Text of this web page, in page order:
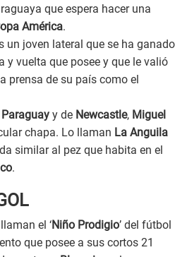
que espera hacer una
América.
un joven lateral que se ha ganado
y vuelta que posee y que le valió
prensa de su país como el
Paraguay y de Newcastle, Miguel
chapa. Lo llaman La Anguila
similar al pez que habita en el
.
el ‘Niño Prodigio’ del fútbol
que posee a sus cortos 21